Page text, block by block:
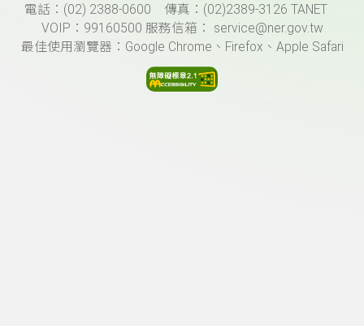
電話：(02) 2388-0600 傳真：(02)2389-3126 TANET
VOIP：99160500 服務信箱： service@ner.gov.tw
最佳使用瀏覽器：Google Chrome、Firefox、Apple Safari